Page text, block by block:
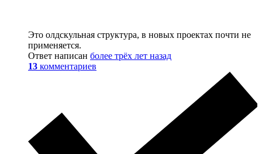
Это олдскульная структура, в новых проектах почти не
применяется.
Ответ написан более трёх лет назад
13 комментариев